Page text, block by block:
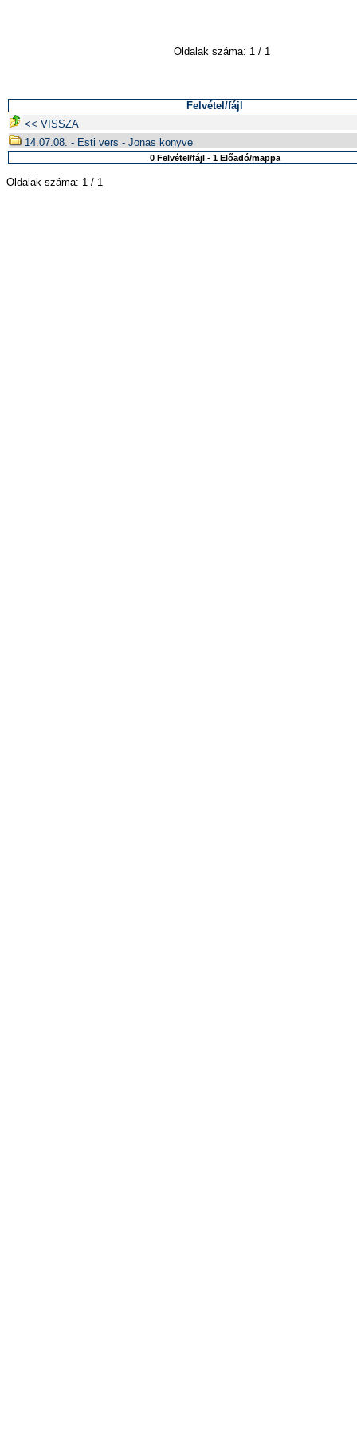
Oldalak száma: 1 / 1
Felvétel/fájl
<< VISSZA
14.07.08. - Esti vers - Jonas konyve
0 Felvétel/fájl - 1 Előadó/mappa
Oldalak száma: 1 / 1